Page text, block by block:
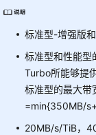
标准型-增强版
标准型和性能型
Turbo所能够提
标准型的最大
=min{350MB/
20MB/s/TiB，